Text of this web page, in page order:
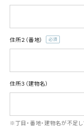
住所２（番地）
住所３（建物名）
※丁目・番地・建物名が不足し